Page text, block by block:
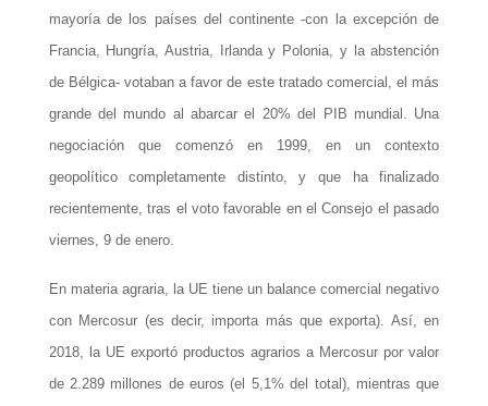
mayoría de los países del continente -con la excepción de
Francia, Hungría, Austria, Irlanda y Polonia, y la abstención
de Bélgica- votaban a favor de este tratado comercial, el más
grande del mundo al abarcar el 20% del PIB mundial. Una
negociación que comenzó en 1999, en un contexto
geopolítico completamente distinto, y que ha finalizado
recientemente, tras el voto favorable en el Consejo el pasado
viernes, 9 de enero.
En materia agraria, la UE tiene un balance comercial negativo
con Mercosur (es decir, importa más que exporta). Así, en
2018, la UE exportó productos agrarios a Mercosur por valor
de 2.289 millones de euros (el 5,1% del total), mientras que